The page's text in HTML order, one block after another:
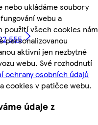
nebo ukládáme soubory
webu a
použití všech cookies nám
personalizovanou
aktivní jen nezbytné
webu. Své rozhodnutí
ochrany osobních údajů
cookies v patičce webu.
údaje z
555